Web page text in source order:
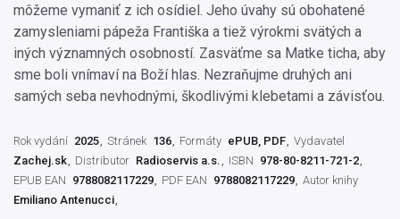
môžeme vymaniť z ich osídiel. Jeho úvahy sú obohatené
zamysleniami pápeža Františka a tiež výrokmi svätých a
iných významných osobností. Zasväťme sa Matke ticha, aby
sme boli vnímaví na Boží hlas. Nezraňujme druhých ani
samých seba nevhodnými, škodlivými klebetami a závisťou.
Rok vydání 2025 Stránek 136 Formáty ePUB, PDF Vydavatel
Zachej.sk
Distributor Radioservis a.s. ISBN 978-80-8211-721-2
EPUB EAN 9788082117229 PDF EAN 9788082117229 Autor knihy
Emiliano Antenucci